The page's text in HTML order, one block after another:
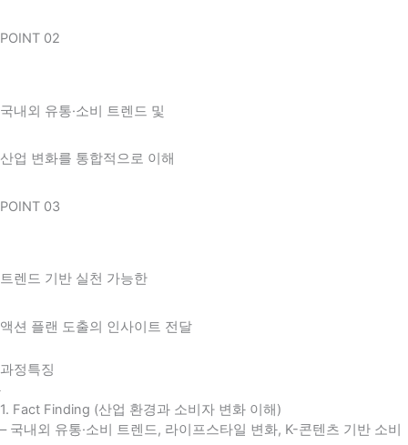
POINT 02
국내외 유통·소비 트렌드 및
산업 변화를 통합적으로 이해
POINT 03
트렌드 기반 실천 가능한
액션 플랜 도출의 인사이트 전달
과정특징
1. Fact Finding (산업 환경과 소비자 변화 이해)
– 국내외 유통·소비 트렌드, 라이프스타일 변화, K-콘텐츠 기반 소비